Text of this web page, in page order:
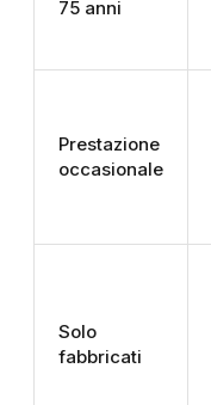
75 anni
Prestazione
occasionale
Solo
fabbricati